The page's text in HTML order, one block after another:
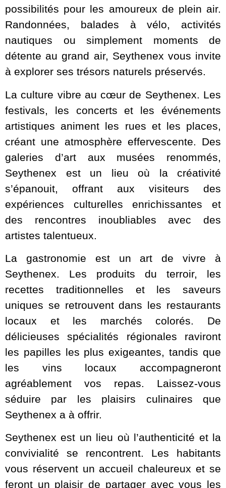
possibilités pour les amoureux de plein air.
Randonnées, balades à vélo, activités
nautiques ou simplement moments de
détente au grand air, Seythenex vous invite
à explorer ses trésors naturels préservés.
La culture vibre au cœur de Seythenex. Les
festivals, les concerts et les événements
artistiques animent les rues et les places,
créant une atmosphère effervescente. Des
galeries d’art aux musées renommés,
Seythenex est un lieu où la créativité
s’épanouit, offrant aux visiteurs des
expériences culturelles enrichissantes et
des rencontres inoubliables avec des
artistes talentueux.
La gastronomie est un art de vivre à
Seythenex. Les produits du terroir, les
recettes traditionnelles et les saveurs
uniques se retrouvent dans les restaurants
locaux et les marchés colorés. De
délicieuses spécialités régionales raviront
les papilles les plus exigeantes, tandis que
les vins locaux accompagneront
agréablement vos repas. Laissez-vous
séduire par les plaisirs culinaires que
Seythenex a à offrir.
Seythenex est un lieu où l’authenticité et la
convivialité se rencontrent. Les habitants
vous réservent un accueil chaleureux et se
feront un plaisir de partager avec vous les